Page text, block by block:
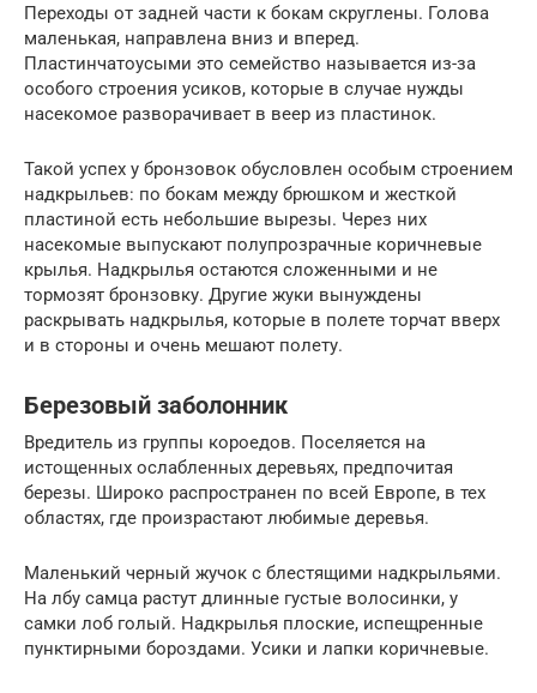
Переходы от задней части к бокам скруглены. Голова
маленькая, направлена вниз и вперед.
Пластинчатоусыми это семейство называется из-за
особого строения усиков, которые в случае нужды
насекомое разворачивает в веер из пластинок.
Такой успех у бронзовок обусловлен особым строением
надкрыльев: по бокам между брюшком и жесткой
пластиной есть небольшие вырезы. Через них
насекомые выпускают полупрозрачные коричневые
крылья. Надкрылья остаются сложенными и не
тормозят бронзовку. Другие жуки вынуждены
раскрывать надкрылья, которые в полете торчат вверх
и в стороны и очень мешают полету.
Березовый заболонник
Вредитель из группы короедов. Поселяется на
истощенных ослабленных деревьях, предпочитая
березы. Широко распространен по всей Европе, в тех
областях, где произрастают любимые деревья.
Маленький черный жучок с блестящими надкрыльями.
На лбу самца растут длинные густые волосинки, у
самки лоб голый. Надкрылья плоские, испещренные
пунктирными бороздами. Усики и лапки коричневые.